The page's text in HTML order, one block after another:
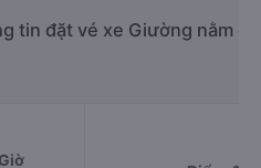
tin đặt vé xe Giường nằm
Giờ